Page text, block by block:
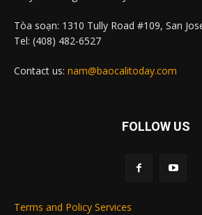
Tòa soạn: 1310 Tully Road #109, San
Tel: (408) 482-6527
Contact us: nam@baocalitoday.com
FOLLOW US
Terms and Policy Services